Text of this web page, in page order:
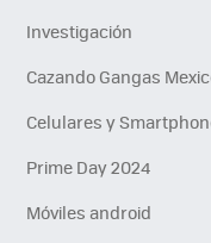
Investigación
Cazando Gangas
Celulares y
Prime Day 2024
Móviles android